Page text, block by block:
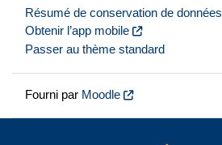
Résumé de conservation de données
Obtenir l’app mobile
Passer au thème standard
Fourni par Moodle